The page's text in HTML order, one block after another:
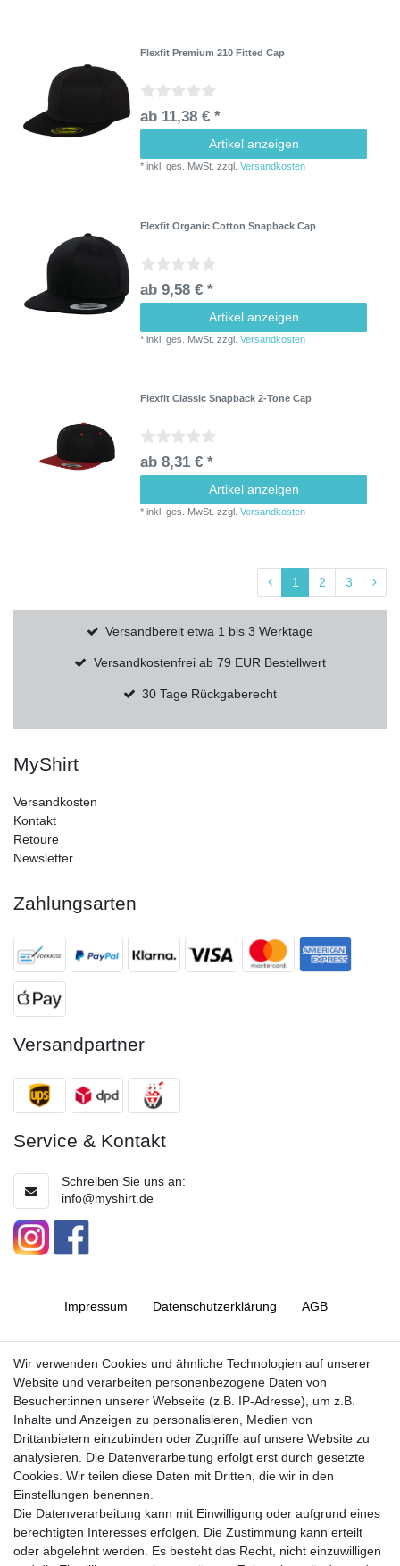
Flexfit Premium 210 Fitted Cap
ab 11,38 € *
Artikel anzeigen
*inkl. ges. MwSt. zzgl.Versandkosten
Flexfit Organic Cotton Snapback Cap
ab 9,58 € *
Artikel anzeigen
*inkl. ges. MwSt. zzgl.Versandkosten
Flexfit Classic Snapback 2-Tone Cap
ab 8,31 € *
Artikel anzeigen
*inkl. ges. MwSt. zzgl.Versandkosten
1 2 3
Versandbereit etwa 1 bis 3 Werktage
Versandkostenfrei ab 79 EUR Bestellwert
30 Tage Rückgaberecht
MyShirt
Versandkosten
Kontakt
Retoure
Newsletter
Zahlungsarten
Versandpartner
Service & Kontakt
Schreiben Sie uns an:
info@myshirt.de
Impressum Daten­schutz­erklärung AGB
Barrierefreiheitserklärung Widerrufs­recht
Vertrag widerrufen Kontakt
Jetzt anmelden und auf dem Laufenden
bleiben!
Wir verwenden Cookies und ähnliche Technologien auf unserer
Website und verarbeiten personenbezogene Daten von
Besucher:innen unserer Webseite (z.B. IP-Adresse), um z.B.
Inhalte und Anzeigen zu personalisieren, Medien von
Drittanbietern einzubinden oder Zugriffe auf unsere Website zu
analysieren. Die Datenverarbeitung erfolgt erst durch gesetzte
Cookies. Wir teilen diese Daten mit Dritten, die wir in den
Einstellungen benennen.
Die Datenverarbeitung kann mit Einwilligung oder aufgrund eines
berechtigten Interesses erfolgen. Die Zustimmung kann erteilt
oder abgelehnt werden. Es besteht das Recht, nicht einzuwilligen